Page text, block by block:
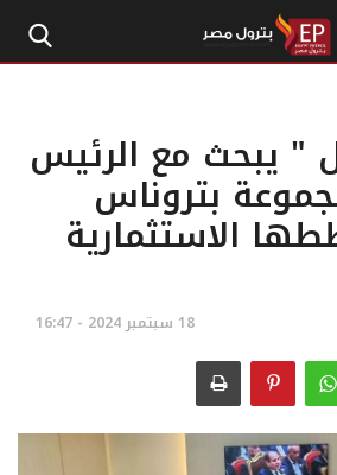
" يبحث مع الرئيس
بتروناس
الاستثمارية
18 سبتمبر 2024 - 16:47